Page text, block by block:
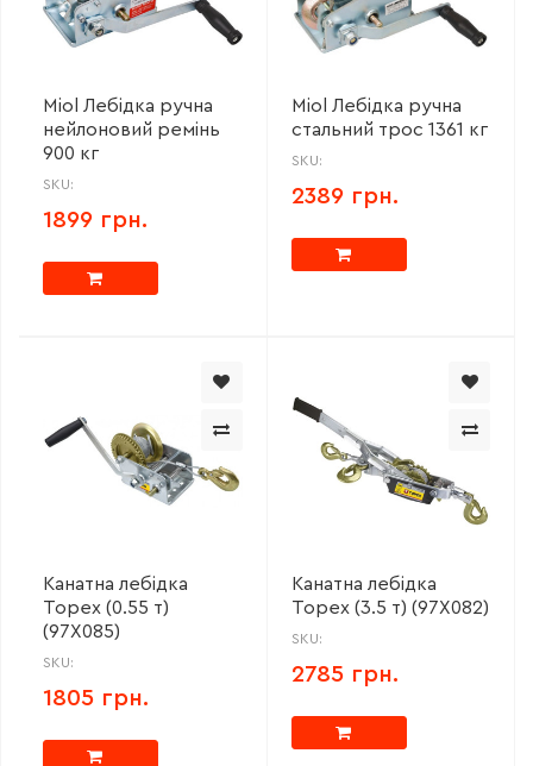
Miol Лебідка ручна
нейлоновий ремінь
900 кг
SKU:
1899 грн.
Miol Лебідка ручна
стальний трос 1361 кг
SKU:
2389 грн.
Канатна лебідка
Topex (0.55 т)
(97X085)
SKU:
1805 грн.
Канатна лебідка
Topex (3.5 т) (97X082)
SKU:
2785 грн.